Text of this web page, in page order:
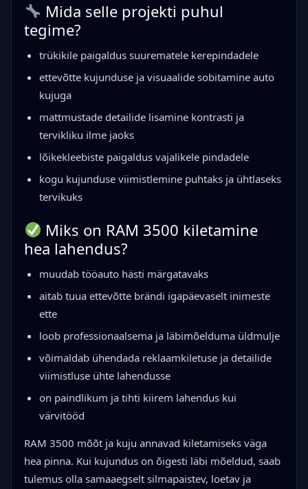
Mida selle projekti puhul
tegime?
trükikile paigaldus suurematele kerepindadele
ettevõtte kujunduse ja visuaalide sobitamine auto
kujuga
mattmustade detailide lisamine kontrasti ja
tervikliku ilme jaoks
lõikekleebiste paigaldus vajalikele pindadele
kogu kujunduse viimistlemine puhtaks ja ühtlaseks
tervikuks
Miks on RAM 3500 kiletamine
hea lahendus?
muudab tööauto hästi märgatavaks
aitab tuua ettevõtte brändi igapäevaselt inimeste
ette
loob professionaalsema ja läbimõelduma üldmulje
võimaldab ühendada reklaamkiletuse ja detailide
viimistluse ühte lahendusse
on paindlikum ja tihti kiirem lahendus kui
värvitööd
RAM 3500 mõõt ja kuju annavad kiletamiseks väga
hea pinna. Kui kujundus on õigesti läbi mõeldud, saab
tulemus olla samaaegselt silmapaistev, loetav ja